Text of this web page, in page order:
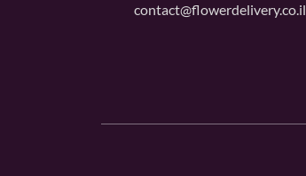
contact@flowerdelivery.co.il